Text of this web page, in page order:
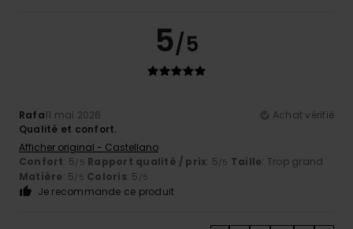
5/5
Rafa11 mai 2026
Achat vérifié
Qualité et confort.
Afficher original - Castellano
Confort: 5/5 Rapport qualité / prix: 5/5 Taille: Trop grand
Matière: 5/5 Coloris: 5 /5
Je recommande ce produit